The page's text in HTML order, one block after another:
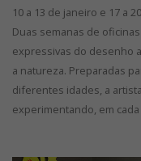
10 a 13 de janeiro e 17 a
Duas semanas de
expressivas do desenho
a natureza. Preparadas
diferentes idades, a
experimentando, em